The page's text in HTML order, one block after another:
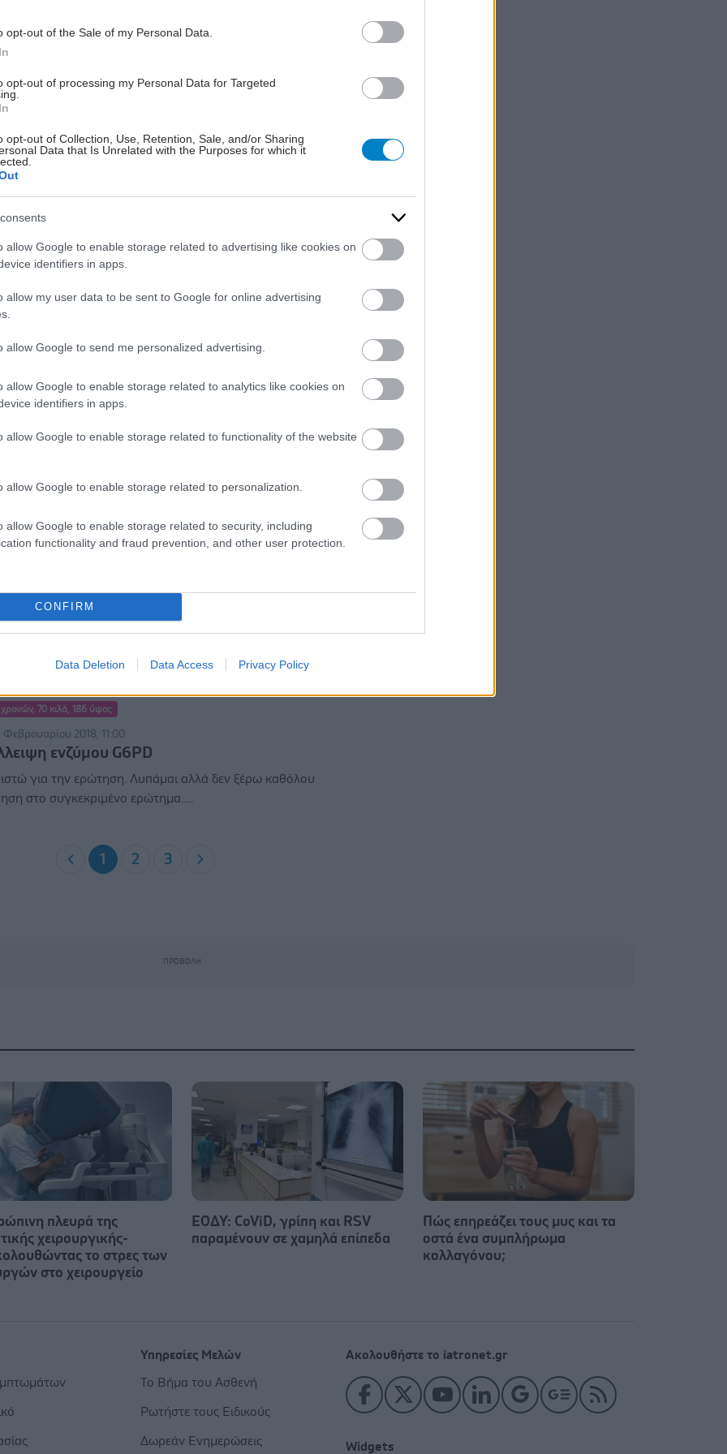
opt-out of the Sale of my Personal Data.
opt-out of processing my Personal Data for Targeted
opt-out of Collection, Use, Retention, Sale, and/or Sharing
Data that Is Unrelated with the Purposes for which it
allow Google to enable storage related to advertising like cookies on
identifiers in apps.
allow my user data to be sent to Google for online advertising
allow Google to send me personalized advertising.
allow Google to enable storage related to analytics like cookies on
identifiers in apps.
allow Google to enable storage related to functionality of the website
allow Google to enable storage related to personalization.
allow Google to enable storage related to security, including
functionality and fraud prevention, and other user protection.
CONFIRM
Data Deletion Data Access Privacy Policy
και παρενέργειες
σας, είναι πολύ καλή ιδέα ο διαλογι...
10 κιλά, 76 ύψος
2020, 08:39
σε μωρο
σας, ευχαριστώ για την ερώτηση σας... Να σας ζήσει το
το πολύ συγκεκριμένο ερώτημα σας δεν αφορά την
2020, 16:37
και ευχαριστώ για την ερώτηση! Συγνώμη για την
2020, 03:22
σε ευχαριστώ για την ερώτηση. Δεν είναι της
μου και σε συμβουλεύω να ...
χρονών, 70 κιλά, 186 ύψος
Φεβρουαρίου 2018, 11:00
ενζύμου G6PD
για την ερώτηση. Λυπάμαι αλλά δεν ξέρω καθόλου
στο συγκεκριμένο ερώτημα.....
1 2 3
πλευρά της
χειρουργικής-
το στρες των
στο χειρουργείο
ΕΟΔΥ: CoViD, γρίπη και RSV
παραμένουν σε χαμηλά επίπεδα
Πώς επηρεάζει τους μυς και τα
οστά ένα συμπλήρωμα
κολλαγόνου;
Ακολουθήστε το iatronet.gr
Widgets
Υπηρεσίες Μελών
Το Βήμα του Ασθενή
Ρωτήστε τους Ειδικούς
Δωρεάν Ενημερώσεις